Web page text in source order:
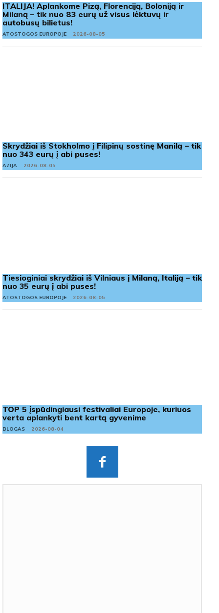
ITALIJA! Aplankome Pizą, Florenciją, Boloniją ir
Milaną – tik nuo 83 eurų už visus lėktuvų ir
autobusų bilietus!
ATOSTOGOS EUROPOJE 2026-08-05
Skrydžiai iš Stokholmo į Filipinų sostinę Manilą – tik
nuo 343 eurų į abi puses!
AZIJA 2026-08-05
Tiesioginiai skrydžiai iš Vilniaus į Milaną, Italiją – tik
nuo 35 eurų į abi puses!
ATOSTOGOS EUROPOJE 2026-08-05
TOP 5 įspūdingiausi festivaliai Europoje, kuriuos
verta aplankyti bent kartą gyvenime
BLOGAS 2026-08-04